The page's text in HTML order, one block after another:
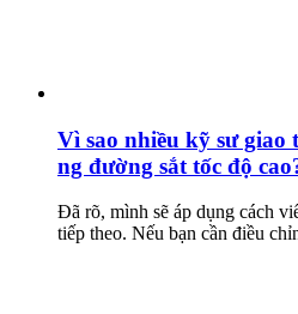
Vì sao nhiều kỹ sư giao
ng đường sắt tốc độ
Đã rõ, mình sẽ áp dụng cách
tiếp theo. Nếu bạn cần điều